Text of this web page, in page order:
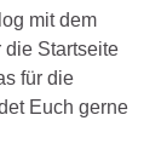
mit dem
die Startseite
für die
Euch gerne